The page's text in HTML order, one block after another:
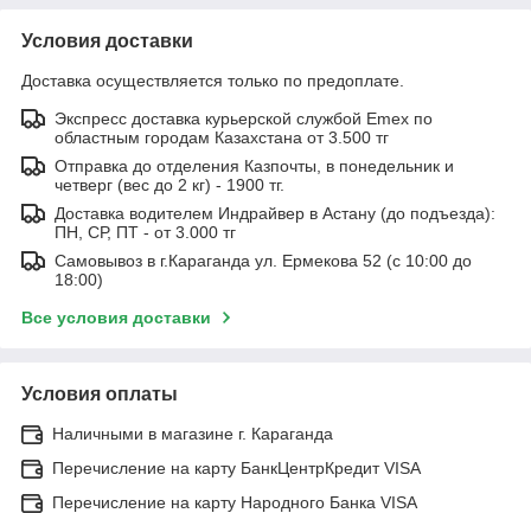
Условия доставки
Доставка осуществляется только по предоплате.
Экспресс доставка курьерской службой Emex по
областным городам Казахстана от 3.500 тг
Отправка до отделения Казпочты, в понедельник и
четверг (вес до 2 кг) - 1900 тг.
Доставка водителем Индрайвер в Астану (до подъезда):
ПН, СР, ПТ - от 3.000 тг
Самовывоз в г.Караганда ул. Ермекова 52 (с 10:00 до
18:00)
Все условия доставки
Условия оплаты
Наличными в магазине г. Караганда
Перечисление на карту БанкЦентрКредит VISA
Перечисление на карту Народного Банка VISA